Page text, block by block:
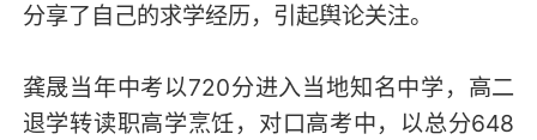
分享了自己的求学经历，引起舆论关注。
龚晟当年中考以720分进入当地知名中学，高二
退学转读职高学烹饪，对口高考中，以总分648